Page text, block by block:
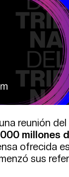
reunión
millones
ofrecida
sus